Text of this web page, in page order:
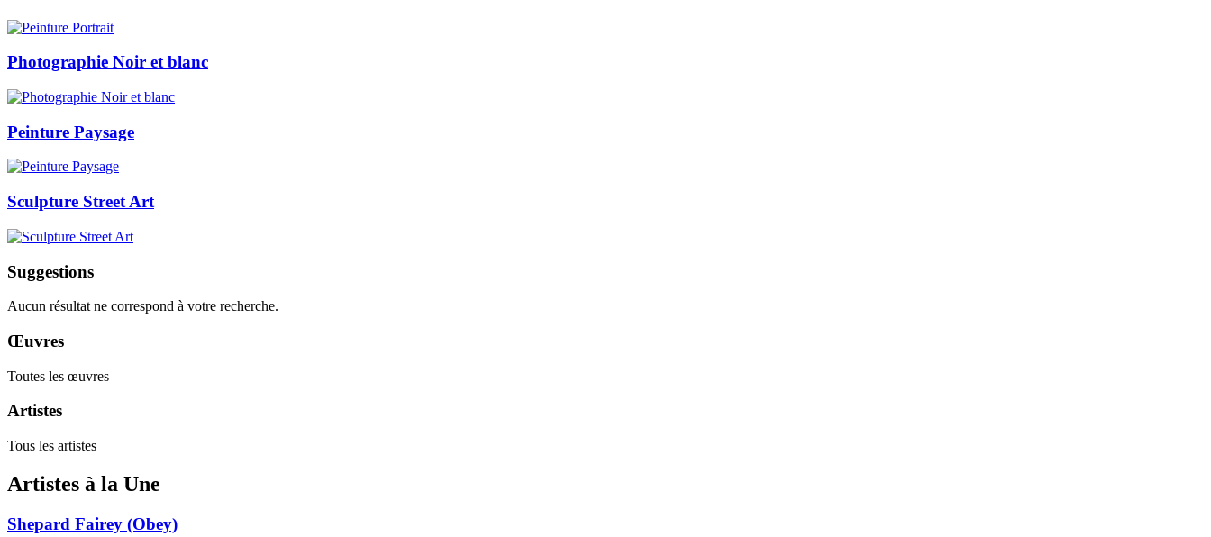
Photographie Noir et blanc
Peinture Paysage
Sculpture Street Art
Suggestions
Aucun résultat ne correspond à votre recherche.
Œuvres
Toutes les œuvres
Artistes
Tous les artistes
Artistes à la Une
Shepard Fairey (Obey)